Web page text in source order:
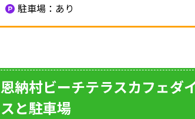
駐車場：あり
恩納村ビーチテラスカフェダ
スと駐車場